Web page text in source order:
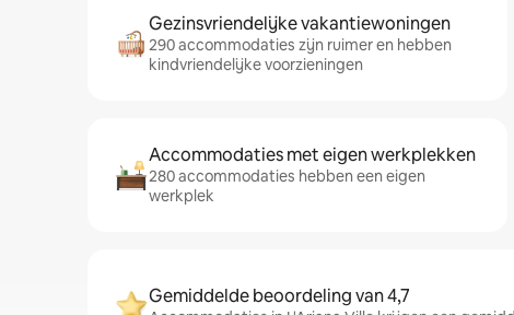
Gezinsvriendelijke vakantiewoningen
290 accommodaties zijn ruimer en hebben
kindvriendelijke voorzieningen
Accommodaties met eigen werkplekken
280 accommodaties hebben een eigen
werkplek
Gemiddelde beoordeling van 4,7